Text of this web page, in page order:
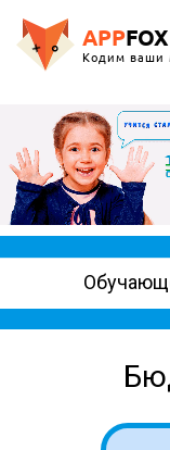
APPFOX
Кодим ваши